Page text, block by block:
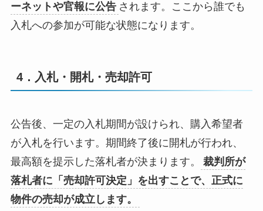
ーネットや官報に公告 されます。ここから誰でも
入札への参加が可能な状態になります。
4．入札・開札・売却許可
公告後、一定の入札期間が設けられ、購入希望者
が入札を行います。期間終了後に開札が行われ、
最高額を提示した落札者が決まります。
裁判所が
落札者に「売却許可決定」を出すことで、正式に
物件の売却が成立します。